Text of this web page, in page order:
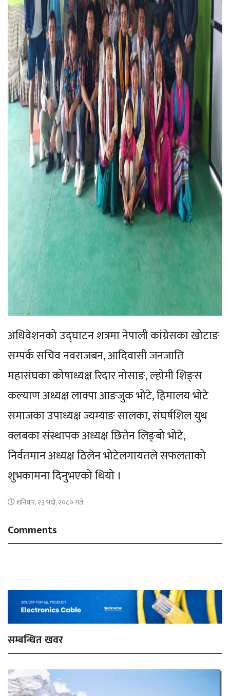
अधिवेशनको उद्घाटन शत्रमा नेपाली कांग्रेसका खोटाङ
सम्पर्क सचिव नवराजबन, आदिवासी जनजाति
महासंघका कोषाध्यक्ष रिदार नोसाङ, ल्होमी शिङ्स
कल्याण अध्यक्ष लाक्पा आङजुक भोटे, हिमालय भोटे
समाजका उपाध्यक्ष ज्यम्याङ सालका, संघर्षशिल युथ
क्लबका संस्थापक अध्यक्ष छितेन लिङ्बो भोटे,
निर्वतमान अध्यक्ष ठिलेन भोटेलगायतले सफलताको
शुभकामना दिनुभएको थियो ।
शनिबार, २३ भदौ, २०८० गते
Comments
सम्बन्धित खवर